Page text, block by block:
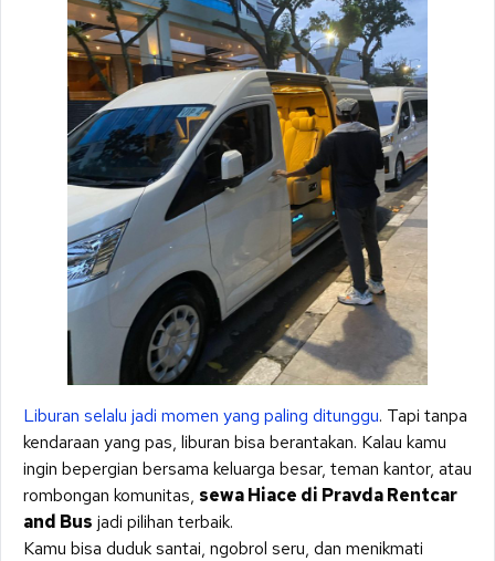
Liburan selalu jadi momen yang paling ditunggu. Tapi tanpa
kendaraan yang pas, liburan bisa berantakan. Kalau kamu
ingin bepergian bersama keluarga besar, teman kantor, atau
rombongan komunitas, sewa Hiace di Pravda Rentcar
and Bus jadi pilihan terbaik.
Kamu bisa duduk santai, ngobrol seru, dan menikmati